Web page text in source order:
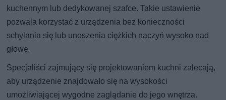
kuchennym lub dedykowanej szafce. Takie ustawienie
pozwala korzystać z urządzenia bez konieczności
schylania się lub unoszenia ciężkich naczyń wysoko nad
głowę.
Specjaliści zajmujący się projektowaniem kuchni zalecają,
aby urządzenie znajdowało się na wysokości
umożliwiającej wygodne zaglądanie do jego wnętrza.